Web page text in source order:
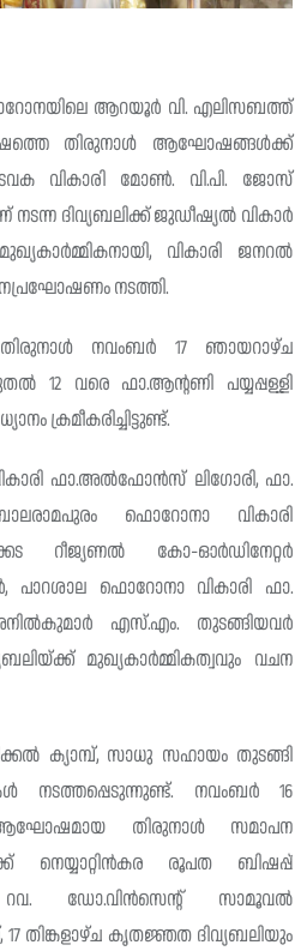
ഫൊറോനയിലെ ആറയൂർ വി. എലിസബത്ത്
തിരുനാൾ ആഘോഷങ്ങൾക്ക്
വികാരി മോൺ. വി.പി. ജോസ്
നടന്ന ദിവ്യബലിക്ക് ജുഡീഷ്യൽ വികാർ
വികാരി ജനറൽ
നടത്തി.
നവംബർ 17 ഞായറാഴ്ച
12 വരെ ഫാ.ആന്റണി പയ്യപ്പള്ളി
ക്രമീകരിച്ചിട്ടുണ്ട്.
ഫാ.അൽഫോൻസ് ലിഗോരി, ഫാ.
ഫൊറോനാ വികാരി
റീജ്യണൽ കോ-ഓർഡിനേറ്റർ
പാറശാല ഫൊറോനാ വികാരി ഫാ.
എസ്.എം. തുടങ്ങിയവർ
മുഖ്യകാർമ്മികത്വവും വചന
ക്യാമ്പ്, സാധു സഹായം തുടങ്ങി
നടത്തപ്പെടുന്നുണ്ട്. നവംബർ 16
തിരുനാൾ സമാപന
നെയ്യാറ്റിൻകര രൂപത ബിഷപ്പ്
ഡോ.വിൻസെന്റ് സാമൂവൽ
തിങ്കളാഴ്ച കൃതജ്ഞത ദിവ്യബലിയും